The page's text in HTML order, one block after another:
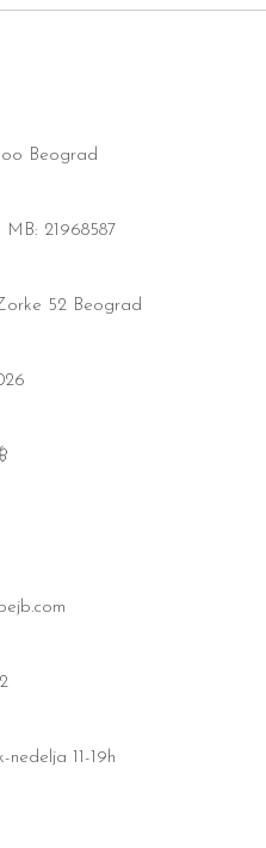
Beograd
MB: 21968587
52 Beograd
11-19h